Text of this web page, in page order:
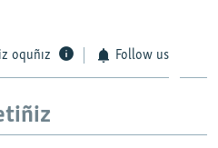
oquñız Follow us